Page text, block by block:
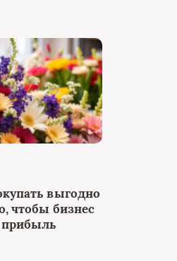
выгодно
чтобы бизнес
прибыль